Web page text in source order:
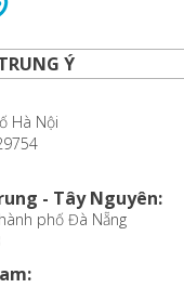
Ý
Hà Nội
- Tây Nguyên:
phố Đà Nẵng